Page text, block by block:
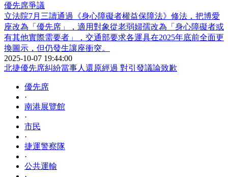
優先席爭議
立法院7月三讀通過《身心障礙者權益保障法》修法，把博愛
座改為「優先席」，適用對象從老弱婦孺改為「身心障礙者或
有其他實際需要者」，交通部要求各運具在2025年底前全面更
換圖示，但仍發生讓座衝突。
2025-10-07 19:44:00
北捷優先席糾紛當事人還原經過 對引發議論致歉
優先席
·
南港展覽館
·
市民
·
捷運警察隊
·
公共運輸